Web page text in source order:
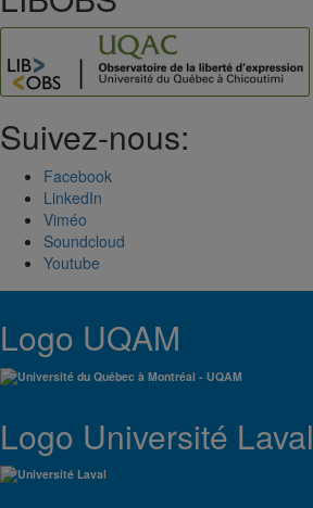
Suivez-nous:
Facebook
LinkedIn
Viméo
Soundcloud
Youtube
Logo UQAM
Logo Université Laval